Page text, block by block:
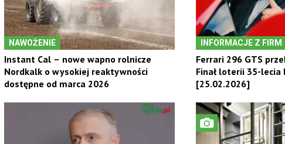
NAWOŻENIE
Instant Cal – nowe wapno rolnicze
Nordkalk o wysokiej reaktywności
dostępne od marca 2026
INFORMACJE Z FIRM
Ferrari 296 GTS
Finał loterii 35-lecia
[25.02.2026]